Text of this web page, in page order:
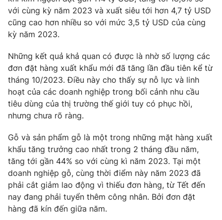
Phim VTV
Hậu trường
Nhân vật
Khán giả
Giải sao mai
Giải trí
Âm nhạc
Sao
Đời sống
Du lịch
Làm đẹp
Chất lượng cuộc sống
Giáo dục
Tuyển sinh
Công nghệ
Hitech Công nghệ tương lai
Sản phẩm
Thị trường
Tư vấn
Giao lưu trực tuyến
Lịch phát sóng
Chuyên mục khác
với cùng kỳ năm 2023 và xuất siêu tới hơn 4,7 tỷ USD
cũng cao hơn nhiều so với mức 3,5 tỷ USD của cùng
kỳ năm 2023.
Những kết quả khả quan có được là nhờ số lượng các
đơn đặt hàng xuất khẩu mới đã tăng lần đầu tiên kể từ
tháng 10/2023. Điều này cho thấy sự nỗ lực và linh
hoạt của các doanh nghiệp trong bối cảnh nhu cầu
tiêu dùng của thị trường thế giới tuy có phục hồi,
nhưng chưa rõ ràng.
Gỗ và sản phẩm gỗ là một trong những mặt hàng xuất
khẩu tăng trưởng cao nhất trong 2 tháng đầu năm,
tăng tới gần 44% so với cùng kì năm 2023. Tại một
doanh nghiệp gỗ, cùng thời điểm này năm 2023 đã
phải cắt giảm lao động vì thiếu đơn hàng, từ Tết đến
nay đang phải tuyển thêm công nhân. Bởi đơn đặt
hàng đã kín đến giữa năm.